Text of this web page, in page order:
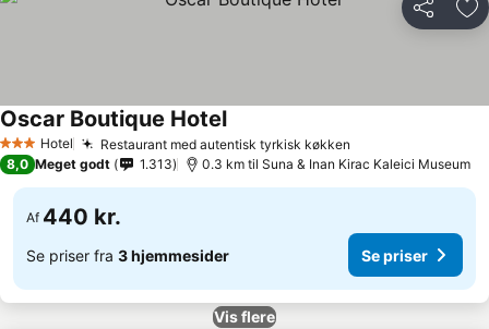
Del
3 StjernerHotel Restaurant med autentisk tyrkisk køkken
Oscar Boutique Hotel
8,0 Meget godt 1.313 0.3 km til Suna & Inan Kirac Kaleici Museum
Af 440 kr.
Se priser fra 3 hjemmesider Se priser
Vis flere